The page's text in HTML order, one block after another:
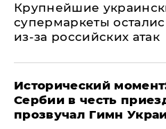
Крупнейшие
супермаркеты
из-за российских атак
Исторический
Сербии в честь
прозвучал Гимн